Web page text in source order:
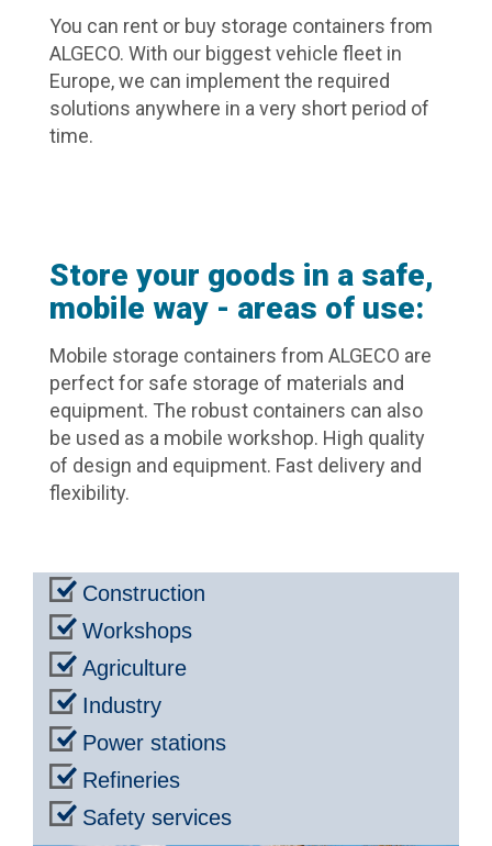
You can rent or buy storage containers from
ALGECO. With our biggest vehicle fleet in
Europe, we can implement the required
solutions anywhere in a very short period of
time.
Store your goods in a safe,
mobile way - areas of use:
Mobile storage containers from ALGECO are
perfect for safe storage of materials and
equipment. The robust containers can also
be used as a mobile workshop. High quality
of design and equipment. Fast delivery and
flexibility.
Construction
Workshops
Agriculture
Industry
Power stations
Refineries
Safety services